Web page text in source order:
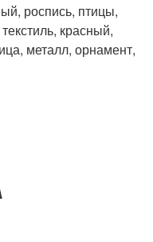
роспись, птицы,
красный,
металл, орнамент,